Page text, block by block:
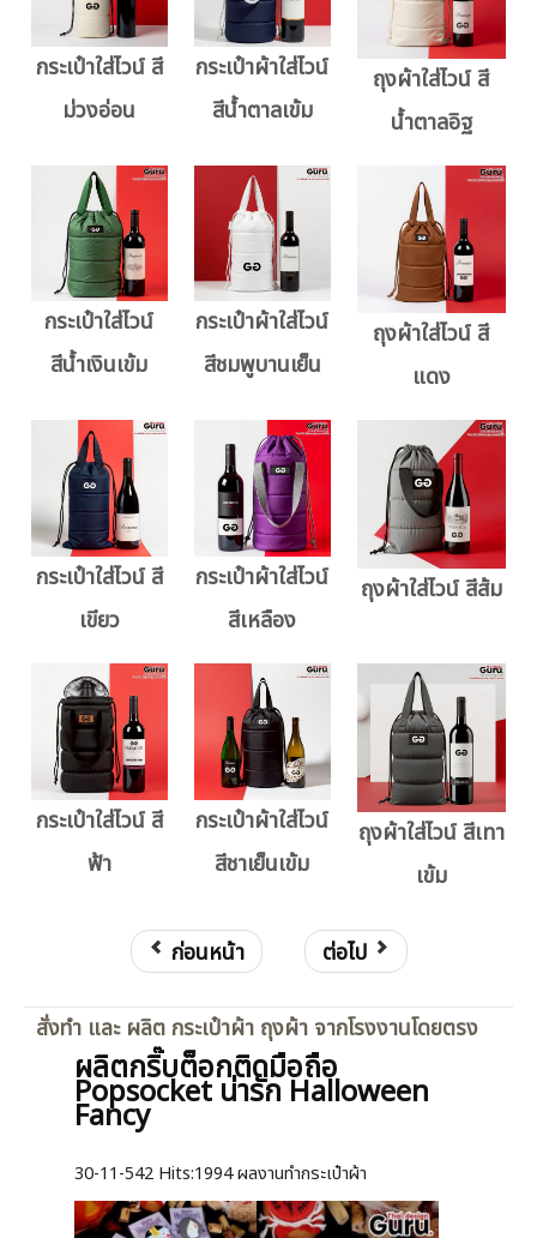
กระเป๋าใส่ไวน์ สี
ม่วงอ่อน
กระเป๋าผ้าใส่ไวน์
สีน้ำตาลเข้ม
ถุงผ้าใส่ไวน์ สี
น้ำตาลอิฐ
กระเป๋าใส่ไวน์
สีน้ำเงินเข้ม
กระเป๋าผ้าใส่ไวน์
สีชมพูบานเย็น
ถุงผ้าใส่ไวน์ สี
แดง
กระเป๋าใส่ไวน์ สี
เขียว
กระเป๋าผ้าใส่ไวน์
สีเหลือง
ถุงผ้าใส่ไวน์ สีส้ม
กระเป๋าใส่ไวน์ สี
ฟ้า
กระเป๋าผ้าใส่ไวน์
สีชาเย็นเข้ม
ถุงผ้าใส่ไวน์ สีเทา
เข้ม
ก่อนหน้า ต่อไป
สั่งทำ และ ผลิต กระเป๋าผ้า ถุงผ้า จากโรงงานโดยตรง
ผลิตกริ๊บต็อกติดมือถือ
Popsocket น่ารัก Halloween
Fancy
30-11-542 Hits:1994 ผลงานทำกระเป๋าผ้า